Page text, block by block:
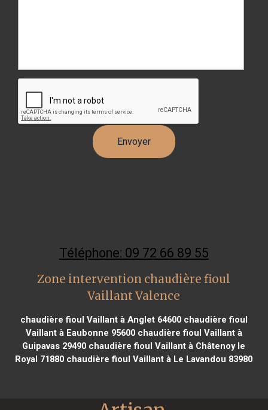
Téléphone: 09 72 66 89 55
Zone intervention chaudière fioul
Vaillant Valence
chaudière fioul Vaillant à Anglet 64600chaudière fioul
Vaillant à Eaubonne 95600chaudière fioul Vaillant à
Guipavas 29490 chaudière fioul Vaillant à Châtenoy le
Royal 71880 chaudière fioul Vaillant à Le Lavandou 83980